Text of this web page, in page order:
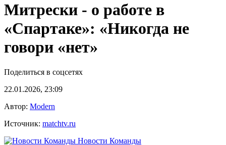
Митрески - о работе в
«Спартаке»: «Никогда не
говори «нет»
Поделиться в соцсетях
22.01.2026, 23:09
Автор: Modern
Источник: matchtv.ru
Новости Команды